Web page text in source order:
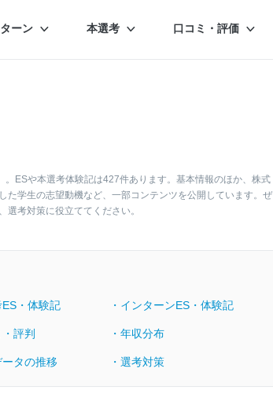
ーン 本選考 口コミ・評価
ESや本選考体験記は427件あります。基本情報のほか、株式
学生の志望動機など、一部コンテンツを公開しています。ぜ
考対策に役立ててください。
ES・体験記 ・インターンES・体験記
・評判 ・年収分布
ータの推移 ・選考対策